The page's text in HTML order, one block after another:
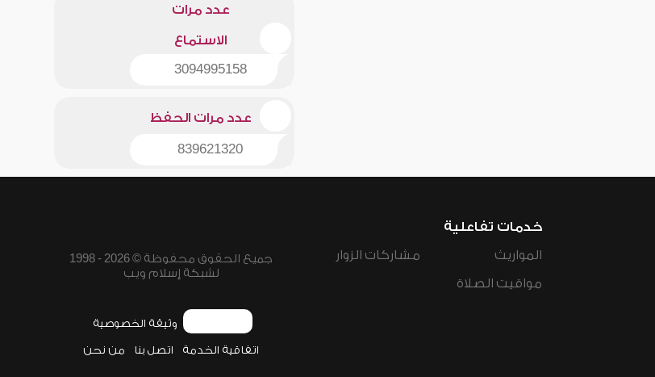
عدد مرات
الاستماع
3094995158
عدد مرات الحفظ
839621320
خدمات تفاعلية
المواريث
مواقيت الصلاة
مشاركات الزوار
جميع الحقوق محفوظة © 2026 - 1998
لشبكة إسلام ويب
وثيقة الخصوصية
اتفاقية الخدمة اتصل بنا من نحن